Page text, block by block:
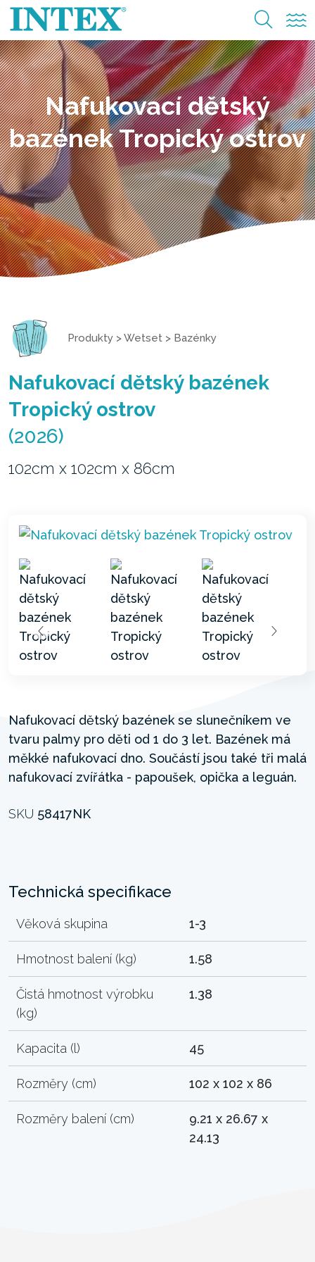
Nafukovací dětský
bazének Tropický ostrov
Produkty >Wetset > Bazénky
Nafukovací dětský bazének
Tropický ostrov
(2026)
102cm x 102cm x 86cm
Nafukovací dětský bazének se slunečníkem ve
tvaru palmy pro děti od 1 do 3 let. Bazének má
měkké nafukovací dno. Součástí jsou také tři malá
nafukovací zvířátka - papoušek, opička a leguán.
SKU 58417NK
Technická specifikace
Věková skupina 1-3
Hmotnost balení (kg) 1.58
Čistá hmotnost výrobku
(kg)
1.38
Kapacita (l) 45
Rozměry (cm) 102 x 102 x 86
Rozměry balení (cm)
9.21 x 26.67 x
24.13